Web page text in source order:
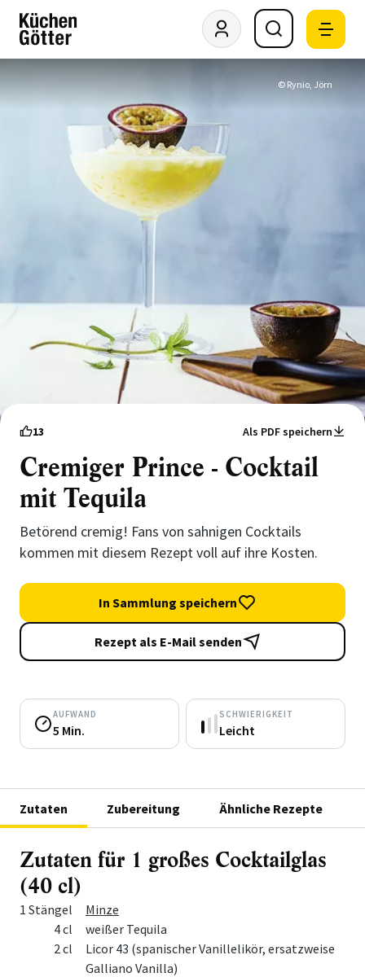
© Rynio, Jörn
13 Als PDF speichern
Cremiger Prince - Cocktail
mit Tequila
Betörend cremig! Fans von sahnigen Cocktails
kommen mit diesem Rezept voll auf ihre Kosten.
In Sammlung speichern
Rezept als E-Mail senden
AUFWAND
5 Min.
SCHWIERIGKEIT
Leicht
Zutaten Zubereitung Ähnliche Rezepte
Zutaten für 1 großes Cocktailglas
(40 cl)
MengeZutat
1 Stängel
Minze
4 cl
weißer Tequila
2 cl
Licor 43 (spanischer Vanillelikör, ersatzweise
Galliano Vanilla)